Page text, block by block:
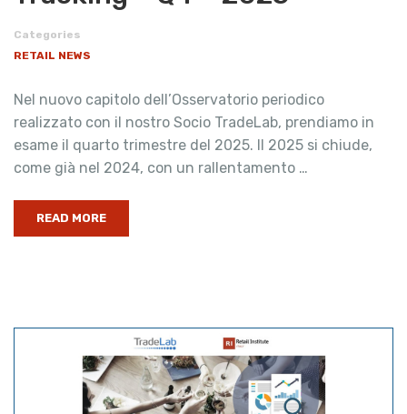
Categories
RETAIL NEWS
Nel nuovo capitolo dell’Osservatorio periodico
realizzato con il nostro Socio TradeLab, prendiamo in
esame il quarto trimestre del 2025. Il 2025 si chiude,
come già nel 2024, con un rallentamento …
READ MORE